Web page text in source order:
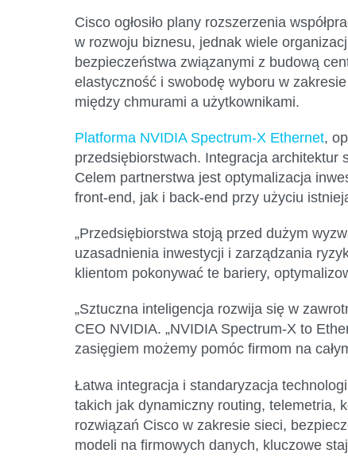
Cisco ogłosiło plany rozszerzenia
w rozwoju biznesu, jednak wiele
bezpieczeństwa związanymi z budową
elastyczność i swobodę wyboru w
między chmurami a użytkownikami.
Platforma NVIDIA Spectrum-X Ethernet,
przedsiębiorstwach. Integracja architektur
Celem partnerstwa jest optymalizacja
front-end, jak i back-end przy użyciu
„Przedsiębiorstwa stoją przed dużym
uzasadnienia inwestycji i zarządzania
klientom pokonywać te bariery,
„Sztuczna inteligencja rozwija się w
CEO NVIDIA. „NVIDIA Spectrum-X to
zasięgiem możemy pomóc firmom na
Łatwa integracja i standaryzacja
takich jak dynamiczny routing, telemetria,
rozwiązań Cisco w zakresie sieci,
modeli na firmowych danych, kluczowe